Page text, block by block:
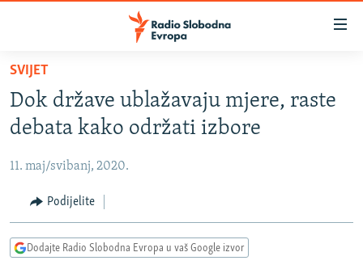
Pređite
glavni
sadržaj
na
navigaciju
Pređite
na
VIJESTI
BOSNA I HERCEGOVINA
KOSOVO
CRNA GORA
VIDEO
PODCASTI
SVIJET
Dok države ublažavaju mjere, raste
debata kako održati izbore
11. maj/svibanj, 2020.
Podijelite
Dodajte Radio Slobodna Evropa u vaš Google izvor